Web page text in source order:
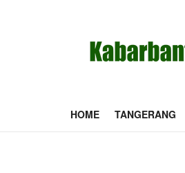
HOME TANGERANG